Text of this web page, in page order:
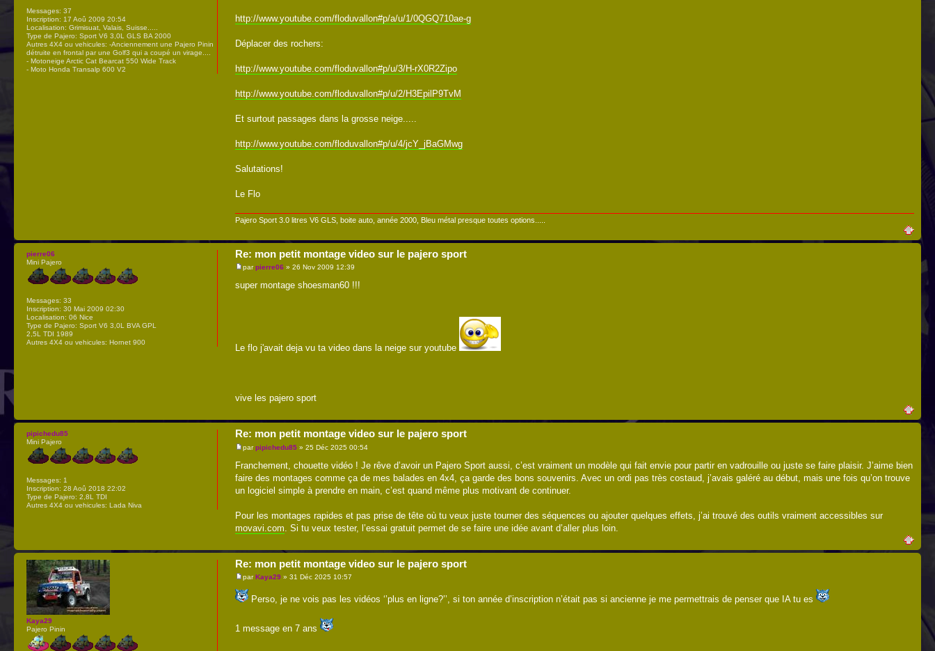
http://www.youtube.com/floduvallon#p/a/u/1/0QGQ710ae-g
Déplacer des rochers:
http://www.youtube.com/floduvallon#p/u/3/H-rX0R2Zipo
http://www.youtube.com/floduvallon#p/u/2/H3EpilP9TvM
Et surtout passages dans la grosse neige.....
http://www.youtube.com/floduvallon#p/u/4/jcY_jBaGMwg
Salutations!
Le Flo
Pajero Sport 3.0 litres V6 GLS, boite auto, année 2000, Bleu métal presque toutes options.....
Messages: 37
Inscription: 17 Aoû 2009 20:54
Localisation: Grimisuat, Valais, Suisse.....
Type de Pajero: Sport V6 3,0L GLS BA 2000
Autres 4X4 ou vehicules: -Anciennement une Pajero Pinin
détruite en frontal par une Golf3 qui a coupé un virage....
- Motoneige Arctic Cat Bearcat 550 Wide Track
- Moto Honda Transalp 600 V2
Re: mon petit montage video sur le pajero sport
parpierre06 » 26 Nov 2009 12:39
super montage shoesman60 !!!
Le flo j'avait deja vu ta video dans la neige sur youtube
vive les pajero sport
pierre06
Mini Pajero
Messages: 33
Inscription: 30 Mai 2009 02:30
Localisation: 06 Nice
Type de Pajero: Sport V6 3,0L BVA GPL
2,5L TDI 1989
Autres 4X4 ou vehicules: Hornet 900
Re: mon petit montage video sur le pajero sport
parpipichedu85 » 25 Déc 2025 00:54
Franchement, chouette vidéo ! Je rêve d’avoir un Pajero Sport aussi, c’est vraiment un modèle qui fait envie pour partir en vadrouille ou juste se faire plaisir. J’aime bien
faire des montages comme ça de mes balades en 4x4, ça garde des bons souvenirs. Avec un ordi pas très costaud, j’avais galéré au début, mais une fois qu’on trouve
un logiciel simple à prendre en main, c’est quand même plus motivant de continuer.
Pour les montages rapides et pas prise de tête où tu veux juste tourner des séquences ou ajouter quelques effets, j’ai trouvé des outils vraiment accessibles sur
movavi.com . Si tu veux tester, l’essai gratuit permet de se faire une idée avant d’aller plus loin.
pipichedu85
Mini Pajero
Messages: 1
Inscription: 28 Aoû 2018 22:02
Type de Pajero: 2,8L TDI
Autres 4X4 ou vehicules: Lada Niva
Re: mon petit montage video sur le pajero sport
parKaya29 » 31 Déc 2025 10:57
Perso, je ne vois pas les vidéos ‘’plus en ligne?’’, si ton année d’inscription n’était pas si ancienne je me permettrais de penser que IA tu es
1 message en 7 ans
Kaya29
Pajero Pinin